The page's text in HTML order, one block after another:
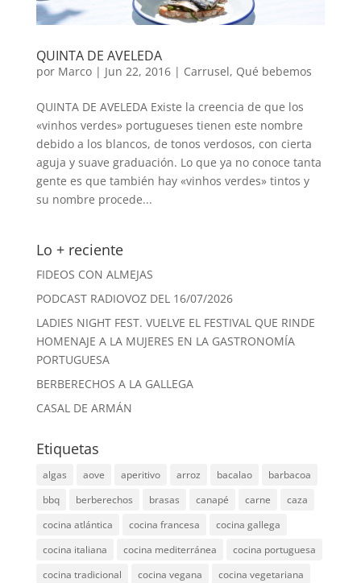
QUINTA DE AVELEDA
por Marco| Jun 22, 2016| Carrusel, Qué bebemos
QUINTA DE AVELEDA Existe la creencia de que los
«vinhos verdes» portugueses tienen este nombre
debido a los blancos, de tonos verdosos, con cierta
aguja y suave graduación. Lo que ya no conoce tanta
gente es que también hay «vinhos verdes» tintos y
su nombre procede...
Lo + reciente
FIDEOS CON ALMEJAS
PODCAST RADIOVOZ DEL 16/07/2026
LADIES NIGHT FEST. VUELVE EL FESTIVAL QUE RINDE
HOMENAJE A LA MUJERES EN LA GASTRONOMÍA
PORTUGUESA
BERBERECHOS A LA GALLEGA
CASAL DE ARMÁN
Etiquetas
algas aove aperitivo arroz bacalao
barbacoa
bbq
berberechos brasas canapé carne
caza
cocina atlántica
cocina francesa
cocina gallega
cocina italiana
cocina mediterránea
cocina portuguesa
cocina tradicional
cocina vegana
cocina vegetariana